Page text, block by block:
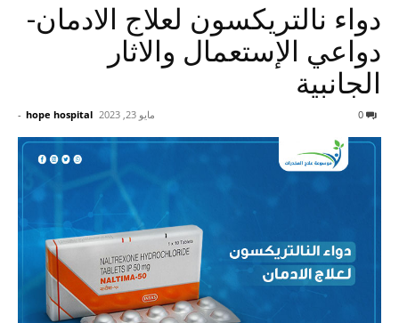
دواء نالتريكسون لعلاج الادمان-
دواعي الإستعمال والاثار
الجانبية
hope hospital
- مايو 23, 2023